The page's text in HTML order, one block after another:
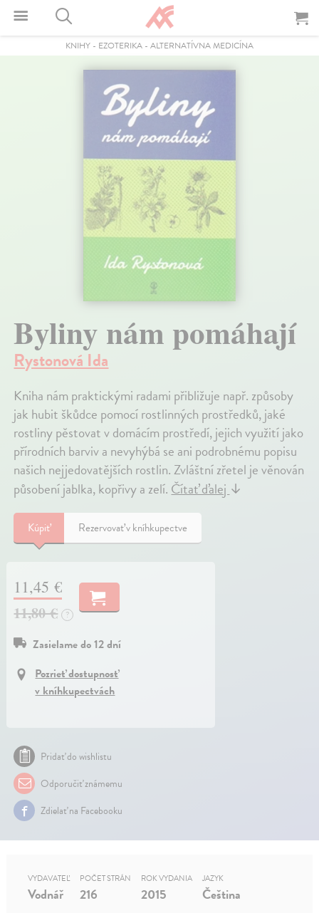
KNIHY - EZOTERIKA - ALTERNATÍVNA MEDICÍNA
Byliny nám pomáhají
Rystonová Ida
Kniha nám praktickými radami přibližuje např. způsoby
jak hubit škůdce pomocí rostlinných prostředků, jaké
rostliny pěstovat v domácím prostředí, jejich využití jako
přírodních barviv a nevyhýbá se ani podrobnému popisu
našich nejjedovatějších rostlin. Zvláštní zřetel je věnován
působení jablka, kopřivy a zelí.Čítať ďalej↓
Kúpiť Rezervovať v kníhkupectve
11,45 €
11,80 €
?
Zasielame do 12 dní
Pozrieť dostupnosť
v kníhkupectvách
Pridať do wishlistu
Odporučiť známemu
Zdielať na Facebooku
VYDAVATEĽ
Vodnář
POČET STRÁN
216
ROK VYDANIA
2015
JAZYK
Čeština